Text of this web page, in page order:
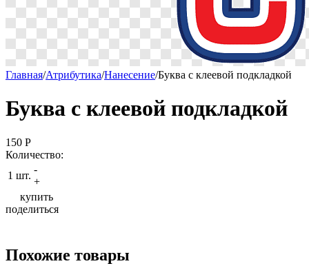
Главная/Атрибутика/Нанесение/Буква с клеевой подкладкой
Буква с клеевой подкладкой
150 P
Количество:
1 шт.
-
+
купить
поделиться
Похожие товары